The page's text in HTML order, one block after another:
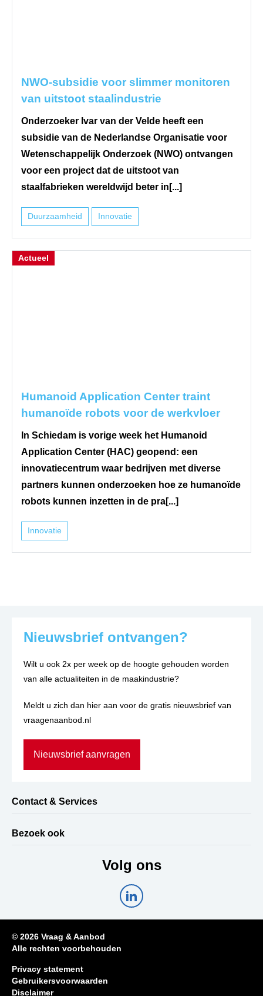
NWO-subsidie voor slimmer monitoren
van uitstoot staalindustrie
Onderzoeker Ivar van der Velde heeft een
subsidie van de Nederlandse Organisatie voor
Wetenschappelijk Onderzoek (NWO) ontvangen
voor een project dat de uitstoot van
staalfabrieken wereldwijd beter in[...]
Duurzaamheid Innovatie
Actueel
Humanoid Application Center traint
humanoïde robots voor de werkvloer
In Schiedam is vorige week het Humanoid
Application Center (HAC) geopend: een
innovatiecentrum waar bedrijven met diverse
partners kunnen onderzoeken hoe ze humanoïde
robots kunnen inzetten in de pra[...]
Innovatie
Nieuwsbrief ontvangen?
Wilt u ook 2x per week op de hoogte gehouden worden
van alle actualiteiten in de maakindustrie?
Meldt u zich dan hier aan voor de gratis nieuwsbrief van
vraagenaanbod.nl
Nieuwsbrief aanvragen
Contact & Services
Bezoek ook
Volg ons
© 2026 Vraag & Aanbod
Alle rechten voorbehouden
Privacy statement
Gebruikersvoorwaarden
Disclaimer